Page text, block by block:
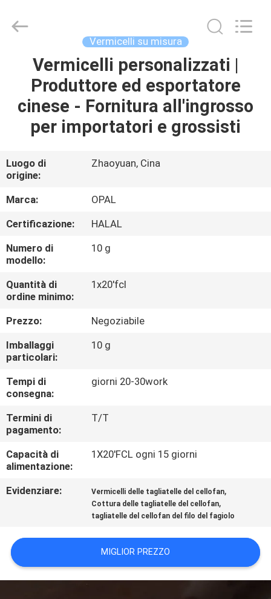
CASA
PRODOTTI
CIRCA
NOI
GIRO
DELLA
FABBRICA
CONTROLLO
DI
QUALITÀ
CONTATTICI
RICHIEDA
UNA
CITAZIONE
DEL
PRIVACY
POLICY
Rights
Vermicelli su misura
Vermicelli personalizzati |
Produttore ed esportatore
cinese - Fornitura all'ingrosso
per importatori e grossisti
Luogo di
origine:
Zhaoyuan, Cina
Marca:
OPAL
Certificazione:
HALAL
Numero di
modello:
10 g
Quantità di
ordine minimo:
1x20'fcl
Prezzo:
Negoziabile
Imballaggi
particolari:
10 g
Tempi di
consegna:
giorni 20-30work
Termini di
pagamento:
T/T
Capacità di
alimentazione:
1X20'FCL ogni 15 giorni
Evidenziare: Vermicelli delle tagliatelle del cellofan,
Cottura delle tagliatelle del cellofan,
tagliatelle del cellofan del filo del fagiolo
MIGLIOR PREZZO